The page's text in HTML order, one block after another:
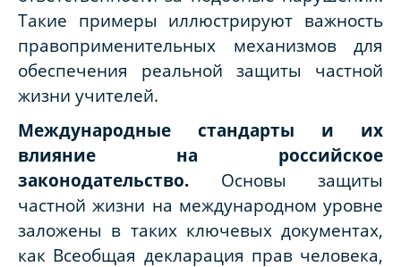
Такие примеры иллюстрируют важность
правоприменительных механизмов для
обеспечения реальной защиты частной
жизни учителей.
Международные стандарты и их
влияние на российское
законодательство. Основы защиты
частной жизни на международном уровне
заложены в таких ключевых документах,
как Всеобщая декларация прав человека,